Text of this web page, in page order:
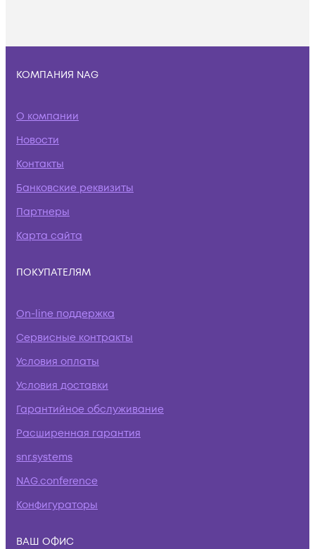
КОМПАНИЯ NAG
О компании
Новости
Контакты
Банковские реквизиты
Партнеры
Карта сайта
ПОКУПАТЕЛЯМ
On-line поддержка
Сервисные контракты
Условия оплаты
Условия доставки
Гарантийное обслуживание
Расширенная гарантия
snr.systems
NAG.conference
Конфигураторы
ВАШ ОФИС